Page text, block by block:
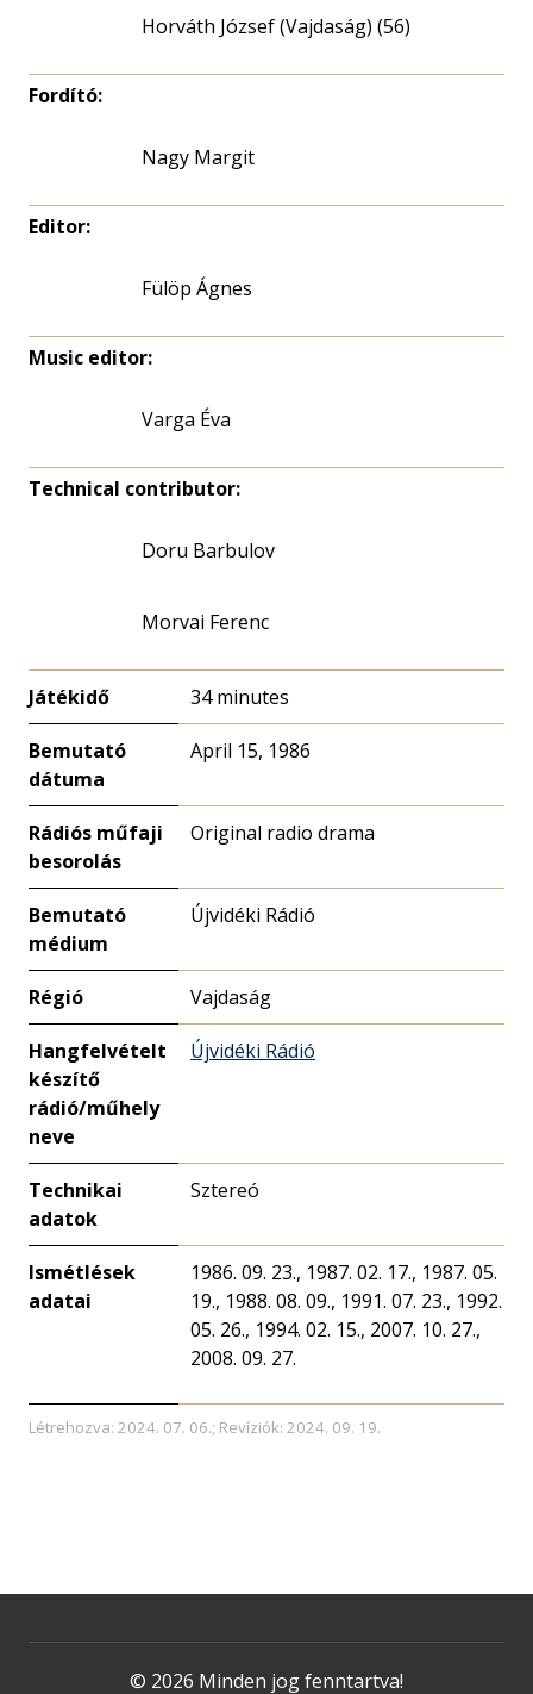
Horváth József (Vajdaság) (56)
Fordító:
Nagy Margit
Editor:
Fülöp Ágnes
Music editor:
Varga Éva
Technical contributor:
Doru Barbulov
Morvai Ferenc
Játékidő 34 minutes
Bemutató
dátuma
April 15, 1986
Rádiós műfaji
besorolás
Original radio drama
Bemutató
médium
Újvidéki Rádió
Régió Vajdaság
Hangfelvételt
készítő
rádió/műhely
neve
Újvidéki Rádió
Technikai
adatok
Sztereó
Ismétlések
adatai
1986. 09. 23., 1987. 02. 17., 1987. 05.
19., 1988. 08. 09., 1991. 07. 23., 1992.
05. 26., 1994. 02. 15., 2007. 10. 27.,
2008. 09. 27.
Létrehozva: 2024. 07. 06.; Revíziók: 2024. 09. 19.
© 2026 Minden jog fenntartva!